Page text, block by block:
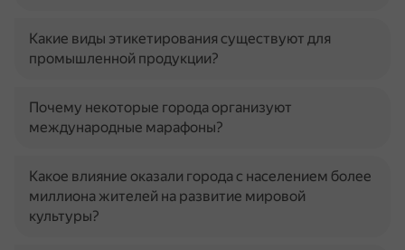
Какие виды этикетирования существуют для
промышленной продукции?
Почему некоторые города организуют
международные марафоны?
Какое влияние оказали города с населением более
миллиона жителей на развитие мировой
культуры?